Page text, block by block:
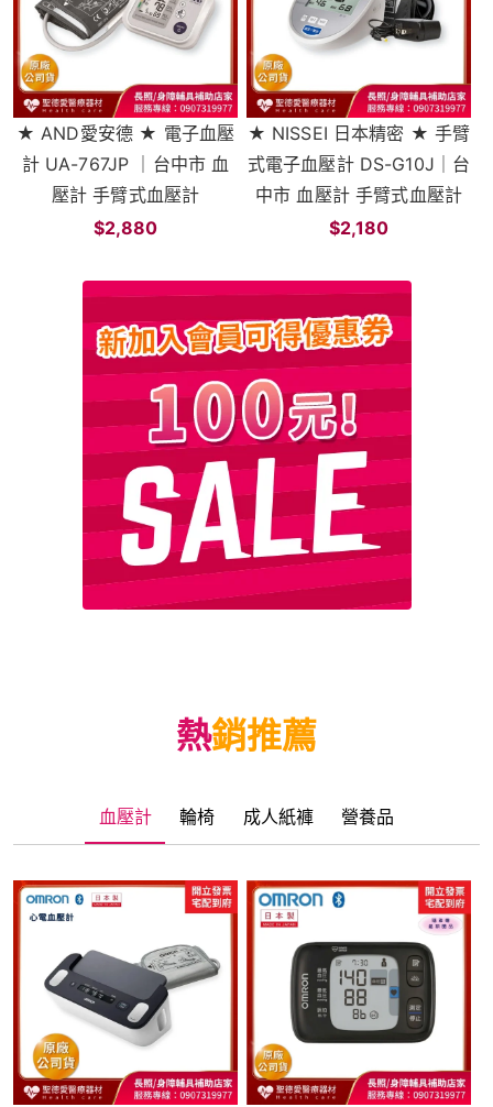
★ AND愛安德 ★ 電子血壓
計 UA-767JP ｜台中市 血
壓計 手臂式血壓計
$2,880
★ NISSEI 日本精密 ★ 手臂
式電子血壓計 DS-G10J｜台
中市 血壓計 手臂式血壓計
$2,180
熱銷推薦
血壓計 輪椅 成人紙褲 營養品